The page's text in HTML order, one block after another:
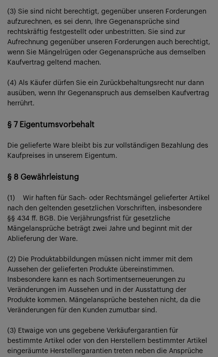
(3) Sie sind nicht berechtigt, gegenüber unseren Forderungen
aufzurechnen, es sei denn, Ihre Gegenansprüche sind
rechtskräftig festgestellt oder unbestritten. Sie sind zur
Aufrechnung gegenüber unseren Forderungen auch berechtigt,
wenn Sie Mängelrügen oder Gegenansprüche aus demselben
Kaufvertrag geltend machen.
(4) Als Käufer dürfen Sie ein Zurückbehaltungsrecht nur dann
ausüben, wenn Ihr Gegenanspruch aus demselben Kaufvertrag
herrührt.
§ 7 Eigentumsvorbehalt
Die gelieferte Ware bleibt bis zur vollständigen Bezahlung des
Kaufpreises in unserem Eigentum.
§ 8 Gewährleistung
(1) Wir haften für Sach- oder Rechtsmängel gelieferter Artikel
nach den geltenden gesetzlichen Vorschriften, insbesondere
§§ 434 ff. BGB. Die Verjährungsfrist für gesetzliche
Mängelansprüche beträgt zwei Jahre und beginnt mit der
Ablieferung der Ware.
(2) Die Produktabbildungen müssen nicht immer mit dem
Aussehen der gelieferten Produkte übereinstimmen.
Insbesondere kann es nach Sortimentserneuerungen zu
Veränderungen im Aussehen und in der Ausstattung der
Produkte kommen. Mängelansprüche bestehen nicht, da die
Veränderungen für den Kunden zumutbar sind.
(3) Etwaige von uns gegebene Verkäufergarantien für
bestimmte Artikel oder von den Herstellern bestimmter Artikel
eingeräumte Herstellergarantien treten neben die Ansprüche